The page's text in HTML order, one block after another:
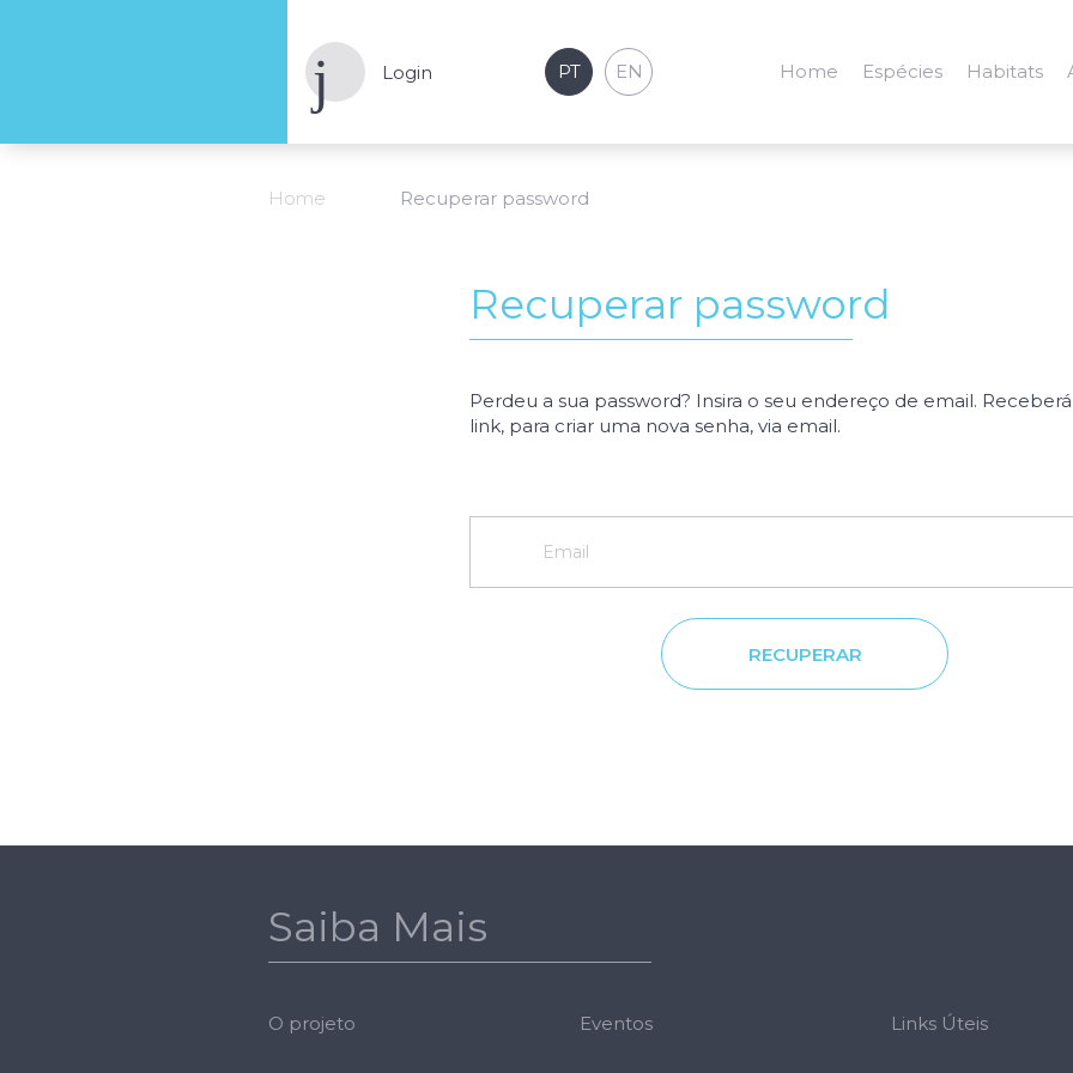
Login PT EN Home Espécies Habitats
Home Recuperar password
Recuperar password
Perdeu a sua password? Insira o seu endereço de email.
link, para criar uma nova senha, via email.
RECUPERAR
Saiba Mais
O projeto Eventos Links Úteis